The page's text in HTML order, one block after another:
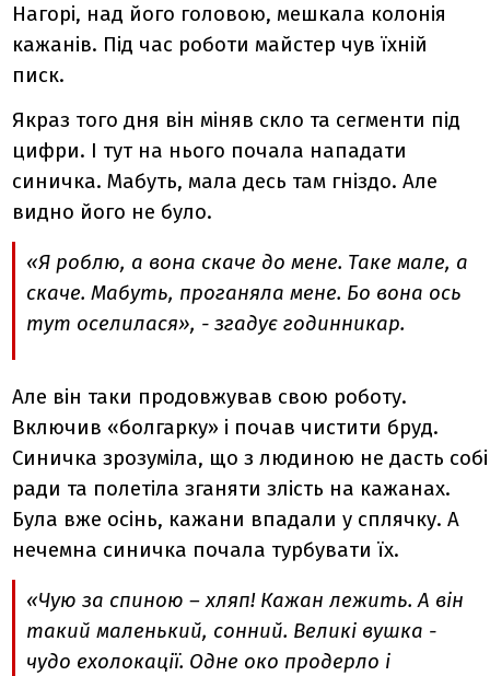
Нагорі, над його головою, мешкала колонія
кажанів. Під час роботи майстер чув їхній
писк.
Якраз того дня він міняв скло та сегменти під
цифри. І тут на нього почала нападати
синичка. Мабуть, мала десь там гніздо. Але
видно його не було.
«Я роблю, а вона скаче до мене. Таке мале, а
скаче. Мабуть, проганяла мене. Бо вона ось
тут оселилася», - згадує годинникар.
Але він таки продовжував свою роботу.
Включив «болгарку» і почав чистити бруд.
Синичка зрозуміла, що з людиною не дасть собі
ради та полетіла зганяти злість на кажанах.
Була вже осінь, кажани впадали у сплячку. А
нечемна синичка почала турбувати їх.
«Чую за спиною – хляп! Кажан лежить. А він
такий маленький, сонний. Великі вушка -
чудо ехолокації. Одне око продерло і